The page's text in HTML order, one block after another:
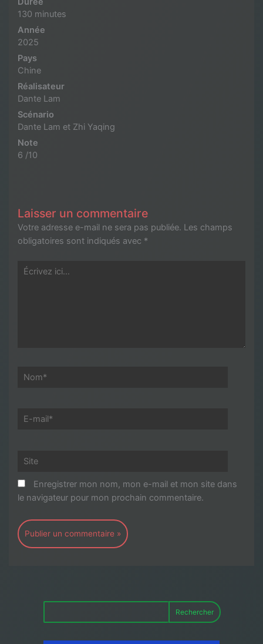
130 minutes
Année
2025
Pays
Chine
Réalisateur
Dante Lam
Scénario
Dante Lam et Zhi Yaqing
Note
6 /10
Laisser un commentaire
Votre adresse e-mail ne sera pas publiée. Les champs
obligatoires sont indiqués avec *
Écrivez
Nom*
E-
Site
Enregistrer mon nom, mon e-mail et mon site dans
le navigateur pour mon prochain commentaire.
Rechercher